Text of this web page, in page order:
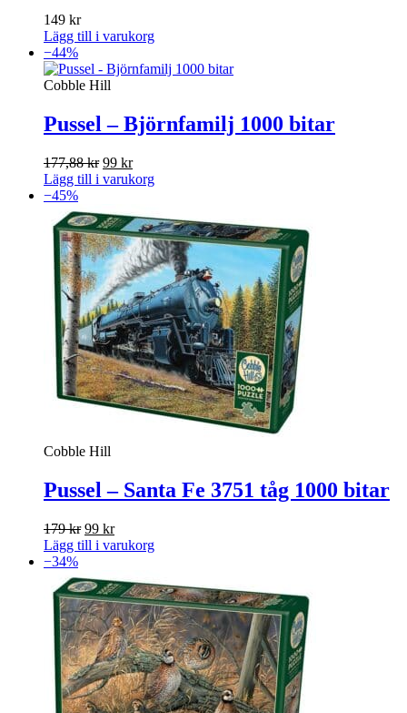
149 kr
Lägg till i varukorg
−44%
Cobble Hill
Pussel – Björnfamilj 1000 bitar
177,88kr Det
ursprungliga
var:
177,88 kr.
99 krDet
nuvarande
99 kr.
Lägg till i varukorg
−45%
Cobble Hill
Pussel – Santa Fe 3751 tåg 1000 bitar
179kr Det
ursprungliga
var:
179 kr.
99 krDet
nuvarande
är:
99 kr.
Lägg till i varukorg
−34%